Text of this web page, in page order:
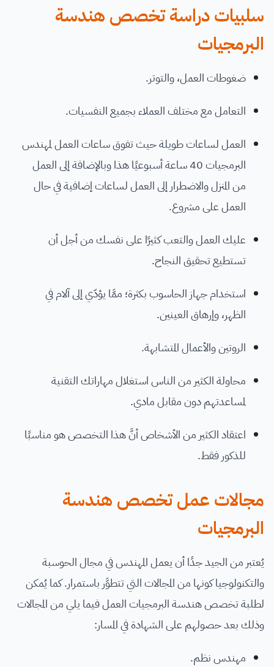
سلبيات دراسة تخصص هندسة
البرمجيات
ضغوطات العمل، والتوتر.
التعامل مع مختلف العملاء بجميع النفسيات.
العمل لساعات طويلة حيث تفوق ساعات العمل لمهندس
البرمجيات 40 ساعة أسبوعيًا هذا وبالإضافة إلى العمل
من المنزل والاضطرار إلى العمل لساعات إضافية في حال
العمل على مشروع.
عليك العمل والتعب كثيرًا على نفسك من أجل أن
تستطيع تحقيق النجاح.
استخدام جهاز الحاسوب بكثرة؛ ممَّا يؤدّي إلى آلام في
الظهر، وإرهاق العينين.
الروتين والأعمال المتشابهة.
محاولة الكثير من الناس استغلال مهاراتك التقنية
لمساعدتهم دون مقابل مادي.
اعتقاد الكثير من الأشخاص أنَّ هذا التخصص هو مناسبًا
للذكور فقط.
مجالات عمل تخصص هندسة
البرمجيات
يُعتبر من الجيد جدًا أن يعمل المهندس في مجال الحوسبة
والتكنولوجيا كونها من المجالات التي تتطوَّر باستمرار. كما يُمكن
لطلبة تخصص هندسة البرمجيات العمل فيما يلي من المجالات
وذلك بعد حصولهم على الشهادة في المسار:
مهندس نظم.